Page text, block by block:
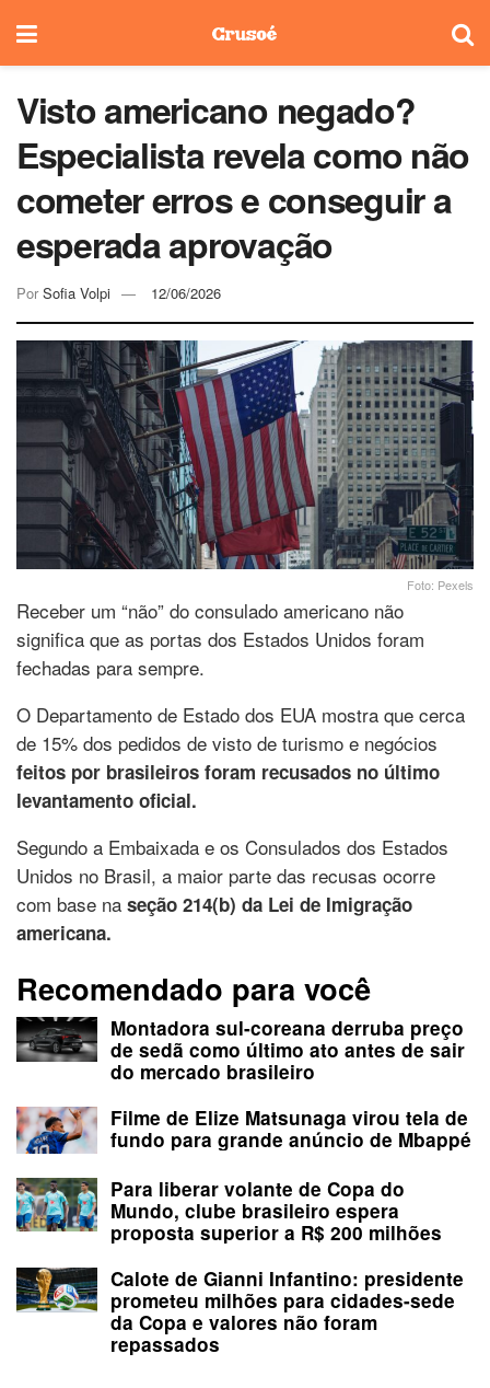
Visto americano negado?
Especialista revela como não
cometer erros e conseguir a
esperada aprovação
Por Sofia Volpi 12/06/2026
Foto: Pexels
Receber um “não” do consulado americano não
significa que as portas dos Estados Unidos foram
fechadas para sempre.
O Departamento de Estado dos EUA mostra que cerca
de 15% dos pedidos de visto de turismo e negócios
feitos por brasileiros foram recusados no último
levantamento oficial.
Segundo a Embaixada e os Consulados dos Estados
Unidos no Brasil, a maior parte das recusas ocorre
com base na seção 214(b) da Lei de Imigração
americana.
Recomendado para você
Montadora sul-coreana derruba preço
de sedã como último ato antes de sair
do mercado brasileiro
Filme de Elize Matsunaga virou tela de
fundo para grande anúncio de Mbappé
Para liberar volante de Copa do
Mundo, clube brasileiro espera
proposta superior a R$ 200 milhões
Calote de Gianni Infantino: presidente
prometeu milhões para cidades-sede
da Copa e valores não foram
repassados